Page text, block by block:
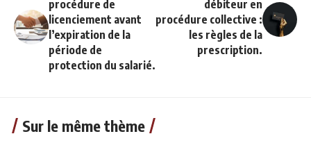
procédure de
licenciement avant
l’expiration de la
période de
protection du salarié.
débiteur en
procédure collective :
les règles de la
prescription.
Sur le même thème